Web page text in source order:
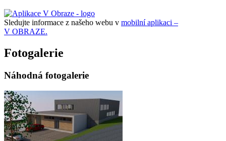
Sledujte informace z našeho webu v mobilní aplikaci –
V OBRAZE.
Fotogalerie
Náhodná fotogalerie